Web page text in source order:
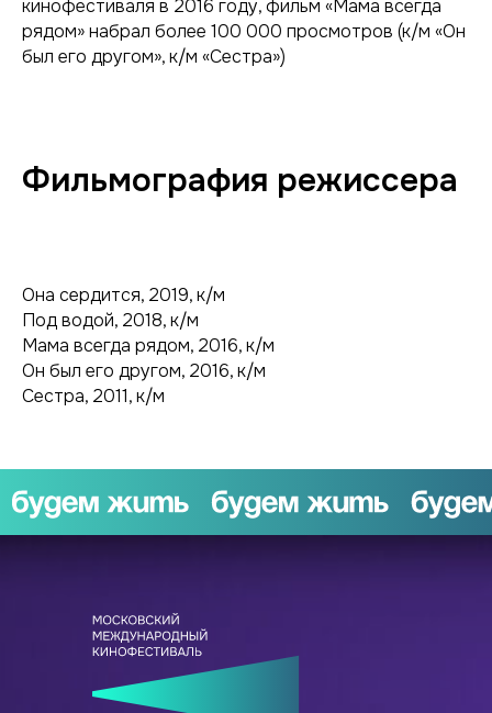
кинофестиваля в 2016 году, фильм «Мама всегда
рядом» набрал более 100 000 просмотров (к/м «Он
был его другом», к/м «Сестра»)
Фильмография режиссера
Она сердится, 2019, к/м
Под водой, 2018, к/м
Мама всегда рядом, 2016, к/м
Он был его другом, 2016, к/м
Сестра, 2011, к/м